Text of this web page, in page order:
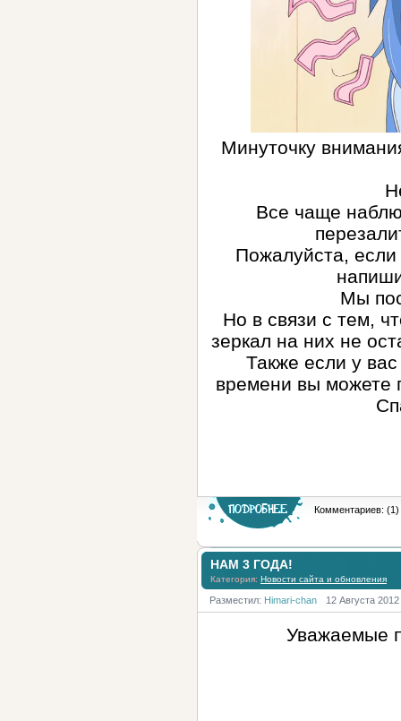
Минуточку
Все чаще
Пожалуйста,
Мы
Но в связи с тем,
зеркал на них не
Также если у
времени вы можете
Комментариев: (1)
НАМ 3 ГОДА!
Категория: Новости сайта и обновления
Разместил: Himari-chan 12 Августа 2012
Уважаемые